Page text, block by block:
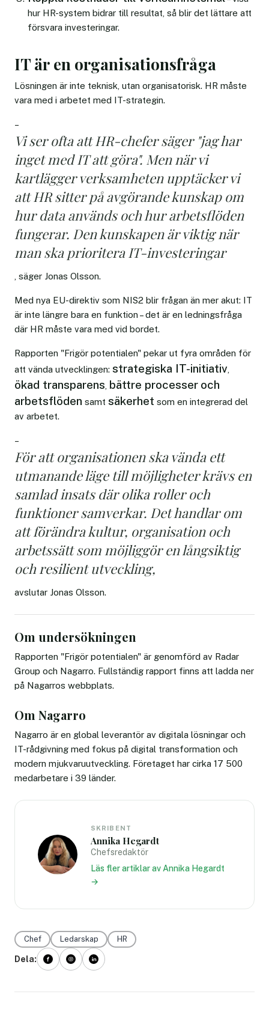
hur HR-system bidrar till resultat, så blir det lättare att
försvara investeringar.
IT är en organisationsfråga
Lösningen är inte teknisk, utan organisatorisk. HR måste
vara med i arbetet med IT-strategin.
–
Vi ser ofta att HR-chefer säger "jag har
inget med IT att göra". Men när vi
kartlägger verksamheten upptäcker vi
att HR sitter på avgörande kunskap om
hur data används och hur arbetsflöden
fungerar. Den kunskapen är viktig när
man ska prioritera IT-investeringar
, säger Jonas Olsson.
Med nya EU-direktiv som NIS2 blir frågan än mer akut: IT
är inte längre bara en funktion – det är en ledningsfråga
där HR måste vara med vid bordet.
Rapporten "Frigör potentialen" pekar ut fyra områden för
att vända utvecklingen: strategiska IT-initiativ
ökad transparens bättre processer och
arbetsflöden samt säkerhet som en integrerad del
av arbetet.
–
För att organisationen ska vända ett
utmanande läge till möjligheter krävs en
samlad insats där olika roller och
funktioner samverkar. Det handlar om
att förändra kultur, organisation och
arbetssätt som möjliggör en långsiktig
och resilient utveckling,
avslutar Jonas Olsson.
Om undersökningen
Rapporten "Frigör potentialen" är genomförd av Radar
Group och Nagarro. Fullständig rapport finns att ladda ner
på Nagarros webbplats.
Om Nagarro
Nagarro är en global leverantör av digitala lösningar och
IT-rådgivning med fokus på digital transformation och
modern mjukvaruutveckling. Företaget har cirka 17 500
medarbetare i 39 länder.
SKRIBENT
Annika Hegardt
Chefsredaktör
Läs fler artiklar av Annika Hegardt
→
Chef Ledarskap HR
Dela: